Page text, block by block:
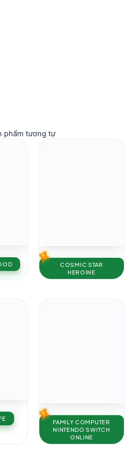
phẩm tương tự
COSMIC STAR
HEROINE
FAMILY COMPUTER
NINTENDO SWITCH
ONLINE